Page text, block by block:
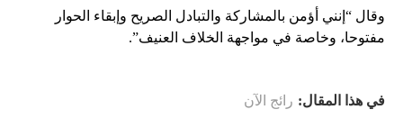
وقال “إنني أؤمن بالمشاركة والتبادل الصريح وإبقاء الحوار
مفتوحا، وخاصة في مواجهة الخلاف العنيف”.
في هذا المقال: رائج الآن